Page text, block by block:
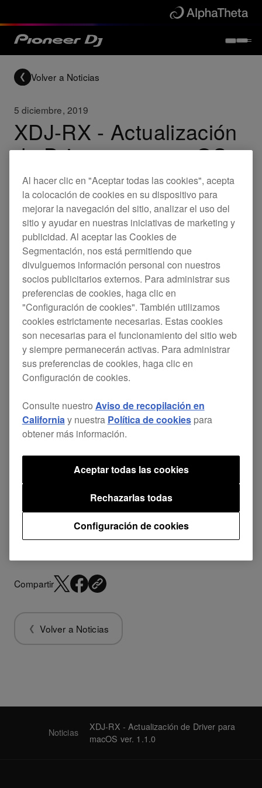
Volver a Noticias
5 diciembre, 2019
XDJ-RX - Actualización
de Driver para macOS
ver. 1.1.0
Updates XDJ-RX
[SOLUCIONADO]
No se podía instalar el software del
controlador con macOS Catalina 10.15.
[Nota]
Si ya tienes instalado el software del
desinstalarlo antes de instalar la ver. 1.1.0.
Para instalar el software del controlador,
para instalar el software del controlador en
Compartir
Volver a Noticias
Noticias
XDJ-RX - Actualización de Driver para
macOS ver. 1.1.0
Al hacer clic en "Aceptar todas las cookies", acepta
la colocación de cookies en su dispositivo para
mejorar la navegación del sitio, analizar el uso del
sitio y ayudar en nuestras iniciativas de marketing y
publicidad. Al aceptar las Cookies de
Segmentación, nos está permitiendo que
divulguemos información personal con nuestros
socios publicitarios externos. Para administrar sus
preferencias de cookies, haga clic en
"Configuración de cookies". También utilizamos
cookies estrictamente necesarias. Estas cookies
son necesarias para el funcionamiento del sitio web
y siempre permanecerán activas. Para administrar
sus preferencias de cookies, haga clic en
Configuración de cookies.
Consulte nuestro Aviso de recopilación en
Californiay nuestra Política de cookiespara
obtener más información.
Configuración de cookies
Rechazarlas todas
Aceptar todas las cookies